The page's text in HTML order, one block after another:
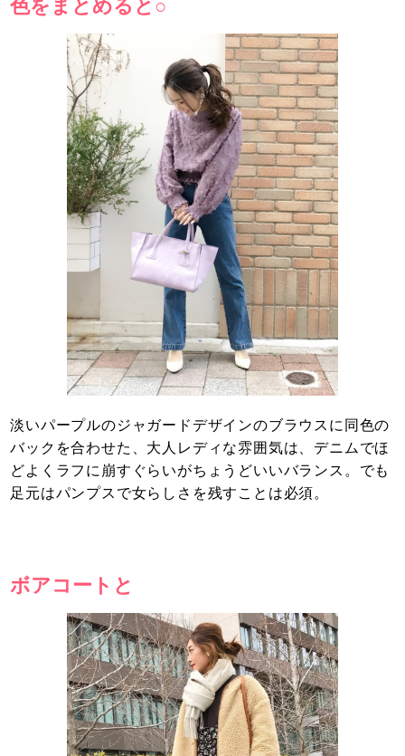
色をまとめると○
淡いパープルのジャガードデザインのブラウスに同色の
バックを合わせた、大人レディな雰囲気は、デニムでほ
どよくラフに崩すぐらいがちょうどいいバランス。でも
足元はパンプスで女らしさを残すことは必須。
ボアコートと